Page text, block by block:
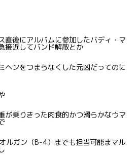
直後にアルバムに参加したバディ・マ
接近してバンド解散とか
ヘンをつまらなくした元凶だってのに
が乗りきった肉食的かつ滑らかなウマ
ルガン（B-4）までも担当可能まマル